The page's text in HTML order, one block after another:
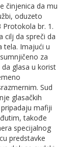
činjenica da mu
oduzeto
Protokola br. 1.
cilj da spreči da
tela. Imajući u
za
glasa u korist
Sud
glasačkih
mafiji
takođe
specijalnog
predstavke